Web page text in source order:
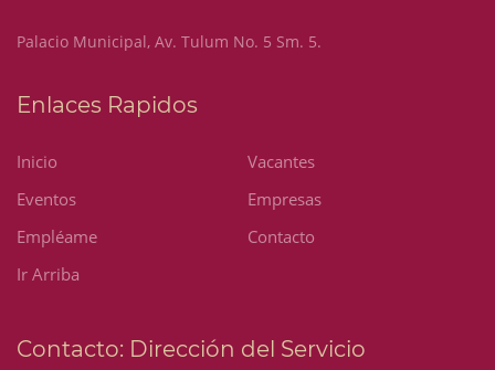
Palacio Municipal, Av. Tulum No. 5 Sm. 5.
Enlaces Rapidos
Inicio
Vacantes
Eventos
Empresas
Empléame
Contacto
Ir Arriba
Contacto: Dirección del Servicio